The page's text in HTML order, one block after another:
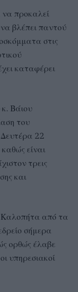
να προκαλεί
βλέπει παντού
στις
καταφέρει
Βάιου
του
22
είναι
τρεις
και
Καλοπήτα από τα
σήμερα
ορθώς έλαβε
υπηρεσιακοί